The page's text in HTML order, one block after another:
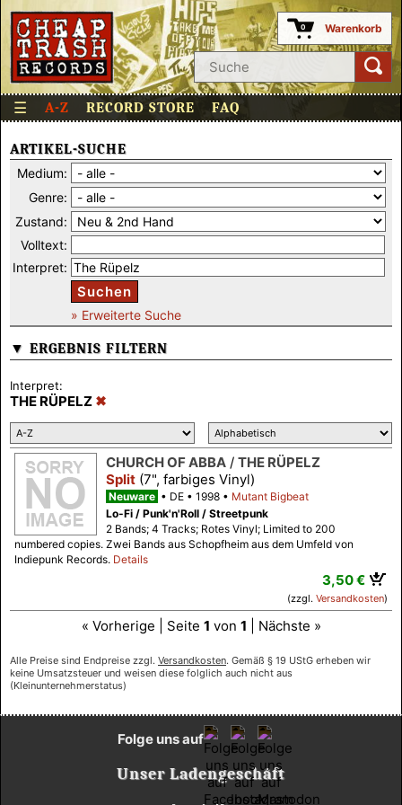
0 Warenkorb
☰ A-Z RECORD STORE FAQ
ARTIKEL-SUCHE
Medium:
Genre:
Zustand:
Volltext:
Interpret:
Suchen
» Erweiterte Suche
▼ ERGEBNIS FILTERN
Interpret:
THE RÜPELZ
CHURCH OF ABBA / THE RÜPELZ
Split (7", farbiges Vinyl)
Neuware DE 1998
Mutant Bigbeat
Lo-Fi / Punk'n'Roll / Streetpunk
2 Bands; 4 Tracks; Rotes Vinyl; Limited to 200
numbered copies. Zwei Bands aus Schopfheim aus dem Umfeld von
Indiepunk Records. Details
3,50 €
(zzgl. Versandkosten)
« Vorherige | Seite 1 von 1 | Nächste »
Alle Preise sind Endpreise zzgl. Versandkosten. Gemäß § 19 UStG erheben wir
keine Umsatzsteuer und weisen diese folglich auch nicht aus
(Kleinunternehmerstatus)
Unser Ladengeschäft
Folge uns auf